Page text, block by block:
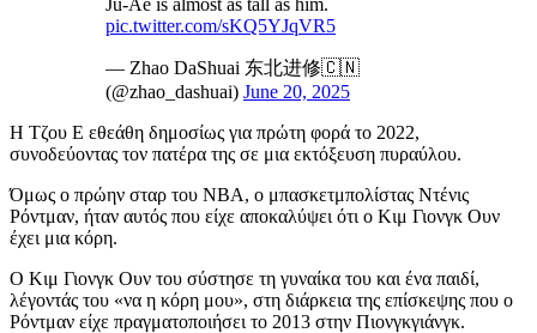
pic.twitter.com/sKQ5YJqVR5
— Zhao DaShuai 东北进修🇨🇳
(@zhao_dashuai) June 20, 2025
Η Τζου Ε εθεάθη δημοσίως για πρώτη φορά το 2022,
συνοδεύοντας τον πατέρα της σε μια εκτόξευση πυραύλου.
Όμως ο πρώην σταρ του NBA, ο μπασκετμπολίστας Ντένις
Ρόντμαν, ήταν αυτός που είχε αποκαλύψει ότι ο Κιμ Γιονγκ Ουν
έχει μια κόρη.
Ο Κιμ Γιονγκ Ουν του σύστησε τη γυναίκα του και ένα παιδί,
λέγοντάς του «να η κόρη μου», στη διάρκεια της επίσκεψης που ο
Ρόντμαν είχε πραγματοποιήσει το 2013 στην Πιονγκγιάνγκ.